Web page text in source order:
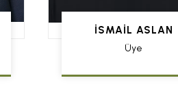
İSMAIL ASLAN
Üye